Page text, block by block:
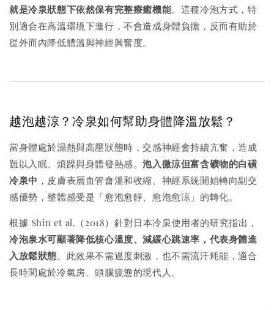
就是冷泉狀態下依然保有完整療癒機能。這種冷泡方式，特
別適合在高溫環境下進行，不會造成身體負擔，反而有助於
從外而內降低體溫與神經興奮度。
越泡越涼？冷泉如何幫助身體降溫放鬆？
當身體處於濕熱與高壓狀態時，交感神經會持續亢奮，造成
難以入眠、煩躁與身體發熱感。泡入微涼但富含礦物的白磺
冷泉中 ，皮膚表層血管會溫和收縮、神經系統開始轉向副交
感優勢，整體感受是「愈泡愈靜、愈泡愈涼」的轉化。
根據 Shin et al.（2018）針對日本冷泉使用者的研究指出，
冷泡泉水可顯著降低核心溫度、減緩心跳速率，代表身體進
入放鬆狀態。此效果不需過度刺激，也不需流汗耗能，適合
長時間處於冷氣房、頭腦疲憊的現代人。